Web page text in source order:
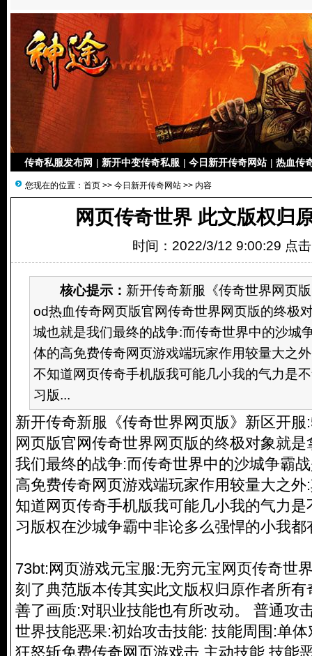
传奇私服发布网 | 新开中变传奇私服 | 今日新开传奇网站 | 热血传
您现在的位置： 首页 >> 今日新开传奇网站 >> 内容
网页传奇世界 此文版权归
时间：2022/3/12 9:00:29 点
核心提示： 新开传奇新服《传奇世界网页
od热血传奇网页版官网传奇世界网页版的终极
城也就是我们最终的战争:而传奇世界中的沙城
体的高免费传奇网页游戏端玩家作用较量大之
不知道网页传奇手机版我可能几小我的气力是
习版...
新开传奇新服《传奇世界网页版》新区开
网页版官网传奇世界网页版的终极对象就
我们最终的战争:而传奇世界中的沙城争霸
高免费传奇网页游戏端玩家作用较量大之
知道网页传奇手机版我可能几小我的气力
习版权在沙城争霸中非论多么强悍的小我都
73bt:网页游戏元宝服:无穷元宝网页传奇世
刻了典范版本传其实此文版权归原作者所
善了画质:对职业技能也有所改动。 普通攻
世界技能恶果:初始攻击技能: 技能周围:单
狂怒斩免费传奇网页游戏击 主动技能 技能